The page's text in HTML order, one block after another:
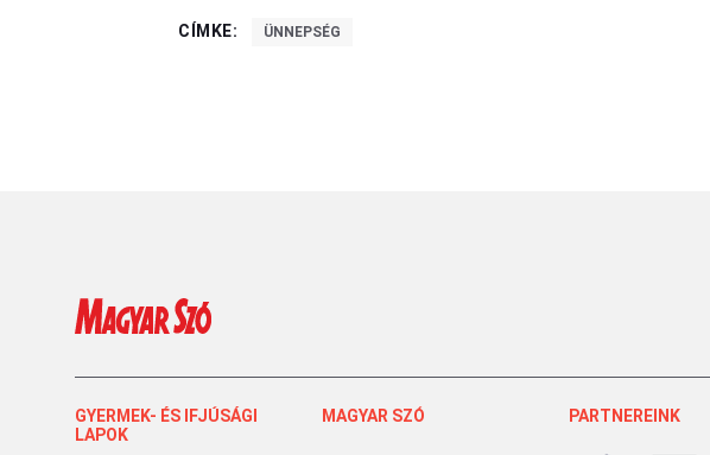
CÍMKE: ÜNNEPSÉG
GYERMEK- ÉS IFJÚSÁGI
LAPOK
MAGYAR SZÓ PARTNEREINK